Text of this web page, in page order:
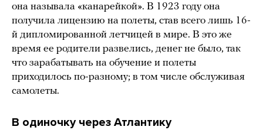
она называла «канарейкой». В 1923 году она
получила лицензию на полеты, став всего лишь 16-
й дипломированной летчицей в мире. В это же
время ее родители развелись, денег не было, так
что зарабатывать на обучение и полеты
приходилось по-разному; в том числе обслуживая
самолеты.
В одиночку через Атлантику